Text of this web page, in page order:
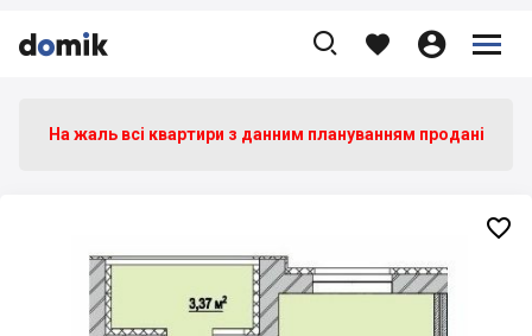


    


На жаль всі квартири з данним плануванням продані
